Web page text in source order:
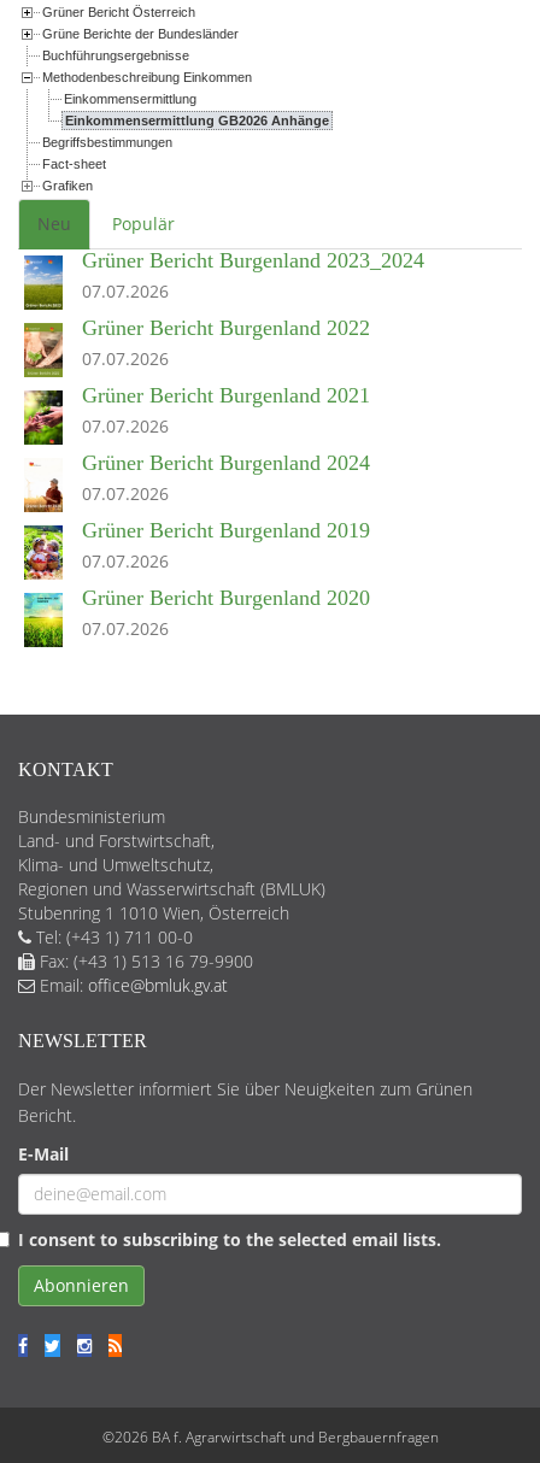
Grüner Bericht Österreich
Grüne Berichte der Bundesländer
Buchführungsergebnisse
Methodenbeschreibung Einkommen
Einkommensermittlung
Einkommensermittlung GB2026 Anhänge
Begriffsbestimmungen
Fact-sheet
Grafiken
Neu Populär
Grüner Bericht Burgenland 2023_2024
07.07.2026
Grüner Bericht Burgenland 2022
07.07.2026
Grüner Bericht Burgenland 2021
07.07.2026
Grüner Bericht Burgenland 2024
07.07.2026
Grüner Bericht Burgenland 2019
07.07.2026
Grüner Bericht Burgenland 2020
07.07.2026
KONTAKT
Bundesministerium
Land- und Forstwirtschaft,
Klima- und Umweltschutz,
Regionen und Wasserwirtschaft (BMLUK)
Stubenring 1 1010 Wien, Österreich
Tel: (+43 1) 711 00-0
Fax: (+43 1) 513 16 79-9900
Email: office@bmluk.gv.at
NEWSLETTER
Der Newsletter informiert Sie über Neuigkeiten zum Grünen
Bericht.
E-Mail
I consent to subscribing to the selected email lists.
Abonnieren
©2026 BA f. Agrarwirtschaft und Bergbauernfragen